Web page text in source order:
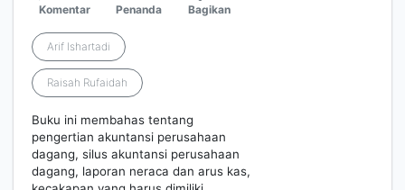
Komentar Penanda Bagikan
Arif Ishartadi
Raisah Rufaidah
Buku ini membahas tentang
pengertian akuntansi perusahaan
dagang, silus akuntansi perusahaan
dagang, laporan neraca dan arus kas,